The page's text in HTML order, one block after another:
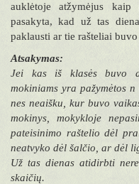
auklėtoje atžymėjus
pasakyta, kad už tas
paklausti ar tie rašteliai
Atsakymas:
Jei kas iš klasės buvo
mokiniams yra pažymėtos
nes neaišku, kur buvo
mokinys, mokykloje
pateisinimo raštelio dėl
neatvyko dėl šalčio, ar dėl
Už tas dienas atidirbti
skaičių.